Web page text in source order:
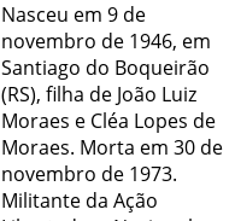
Nasceu em 9 de
novembro de 1946, em
Santiago do Boqueirão
(RS), filha de João Luiz
Moraes e Cléa Lopes de
Moraes. Morta em 30 de
novembro de 1973.
Militante da Ação